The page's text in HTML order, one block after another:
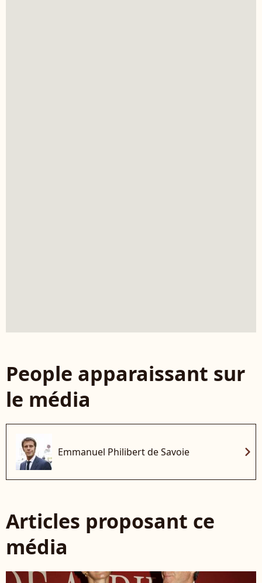
People apparaissant sur
le média
Emmanuel Philibert de Savoie chevron_right
Articles proposant ce
média